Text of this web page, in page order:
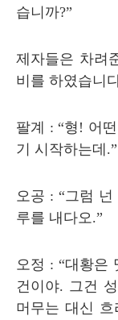
습니까?”
제자들은 차려
비를 하였습니
팔계 : “형 ! 어
기 시작하는데 .”
오공 : “그럼 넌
루를 내다오.”
오정 : “대황은
건이야. 그건
머무는 대신 흐